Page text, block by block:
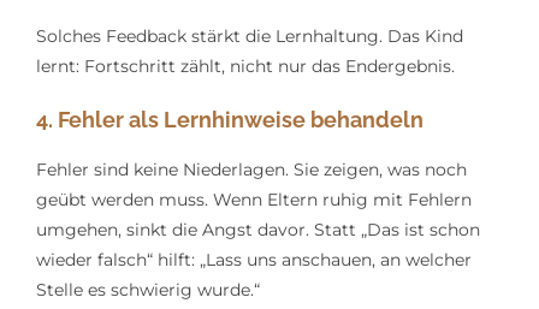
Solches Feedback stärkt die Lernhaltung. Das Kind
lernt: Fortschritt zählt, nicht nur das Endergebnis.
4. Fehler als Lernhinweise behandeln
Fehler sind keine Niederlagen. Sie zeigen, was noch
geübt werden muss. Wenn Eltern ruhig mit Fehlern
umgehen, sinkt die Angst davor. Statt „Das ist schon
wieder falsch“ hilft: „Lass uns anschauen, an welcher
Stelle es schwierig wurde.“